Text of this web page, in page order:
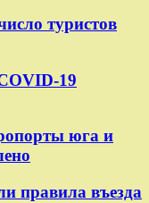
туристов
19
юга и
правила въезда